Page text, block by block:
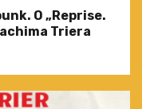
O „Reprise.
Triera